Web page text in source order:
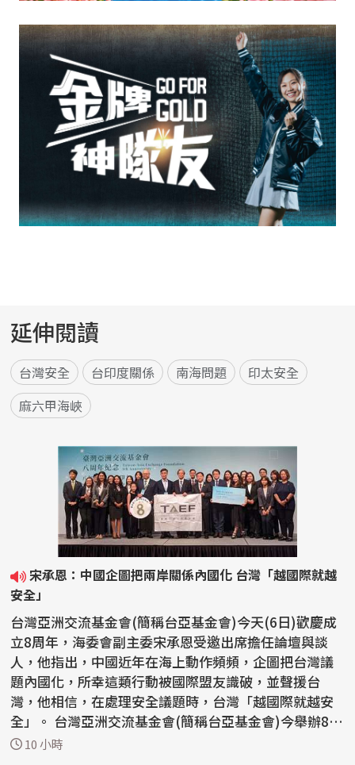
延伸閱讀
台灣安全 台印度關係 南海問題
印太安全
麻六甲海峽
宋承恩：中國企圖把兩岸關係內國化 台灣「越國際就越
安全」
台灣亞洲交流基金會(簡稱台亞基金會)今天(6日)歡慶成
立8周年，海委會副主委宋承恩受邀出席擔任論壇與談
人，他指出，中國近年在海上動作頻頻，企圖把台灣議
題內國化，所幸這類行動被國際盟友識破，並聲援台
灣，他相信，在處理安全議題時，台灣「越國際就越安
全」。 台灣亞洲交流基金會(簡稱台亞基金會)今舉辦8周
年紀念...
10 小時